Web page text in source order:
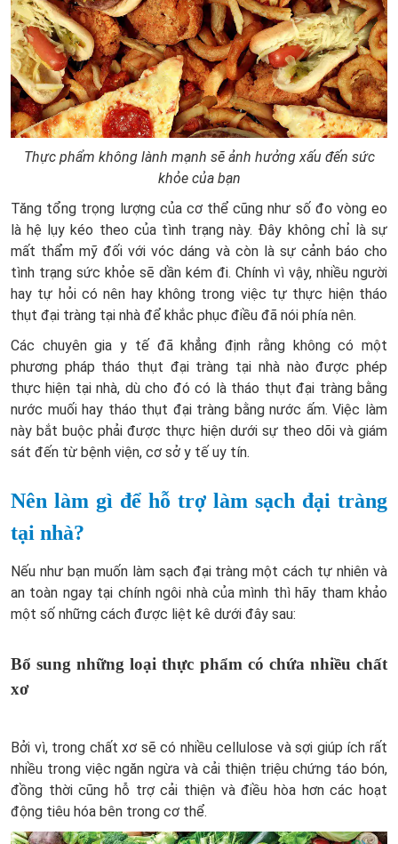
Thực phẩm không lành mạnh sẽ ảnh hưởng xấu đến sức
khỏe của bạn
Tăng tổng trọng lượng của cơ thể cũng như số đo vòng eo
là hệ lụy kéo theo của tình trạng này. Đây không chỉ là sự
mất thẩm mỹ đối với vóc dáng và còn là sự cảnh báo cho
tình trạng sức khỏe sẽ dần kém đi. Chính vì vậy, nhiều người
hay tự hỏi có nên hay không trong việc tự thực hiện tháo
thụt đại tràng tại nhà để khắc phục điều đã nói phía nên.
Các chuyên gia y tế đã khẳng định rằng không có một
phương pháp tháo thụt đại tràng tại nhà nào được phép
thực hiện tại nhà, dù cho đó có là tháo thụt đại tràng bằng
nước muối hay tháo thụt đại tràng bằng nước ấm. Việc làm
này bắt buộc phải được thực hiện dưới sự theo dõi và giám
sát đến từ bệnh viện, cơ sở y tế uy tín.
Nên làm gì để hỗ trợ làm sạch đại tràng
tại nhà?
Nếu như bạn muốn làm sạch đại tràng một cách tự nhiên và
an toàn ngay tại chính ngôi nhà của mình thì hãy tham khảo
một số những cách được liệt kê dưới đây sau:
Bổ sung những loại thực phẩm có chứa nhiều chất
xơ
Bởi vì, trong chất xơ sẽ có nhiều cellulose và sợi giúp ích rất
nhiều trong việc ngăn ngừa và cải thiện triệu chứng táo bón,
đồng thời cũng hỗ trợ cải thiện và điều hòa hơn các hoạt
động tiêu hóa bên trong cơ thể.